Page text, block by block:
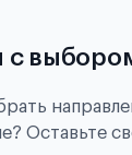
Оставьте